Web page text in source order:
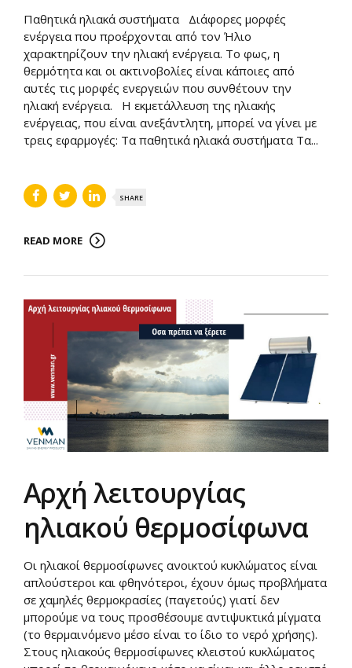
Παθητικά ηλιακά συστήματα Διάφορες μορφές
ενέργεια που προέρχονται από τον Ήλιο
χαρακτηρίζουν την ηλιακή ενέργεια. Το φως, η
θερμότητα και οι ακτινοβολίες είναι κάποιες από
αυτές τις μορφές ενεργειών που συνθέτουν την
ηλιακή ενέργεια. Η εκμετάλλευση της ηλιακής
ενέργειας, που είναι ανεξάντλητη, μπορεί να γίνει με
τρεις εφαρμογές: Τα παθητικά ηλιακά συστήματα Τα...
SHARE
READ MORE
Αρχή λειτουργίας
ηλιακού θερμοσίφωνα
Οι ηλιακοί θερμοσίφωνες ανοικτού κυκλώματος είναι
απλούστεροι και φθηνότεροι, έχουν όμως προβλήματα
σε χαμηλές θερμοκρασίες (παγετούς) γιατί δεν
μπορούμε να τους προσθέσουμε αντιψυκτικά μίγματα
(το θερμαινόμενο μέσο είναι το ίδιο το νερό χρήσης).
Στους ηλιακούς θερμοσίφωνες κλειστού κυκλώματος